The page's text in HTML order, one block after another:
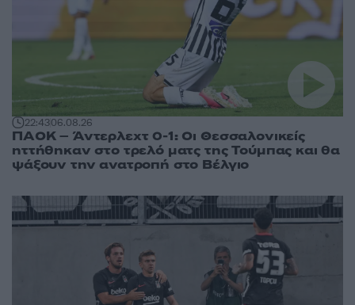
22:4306.08.26
ΠΑΟΚ – Άντερλεχτ 0-1: Οι Θεσσαλονικείς
ηττήθηκαν στο τρελό ματς της Τούμπας και θα
ψάξουν την ανατροπή στο Βέλγιο